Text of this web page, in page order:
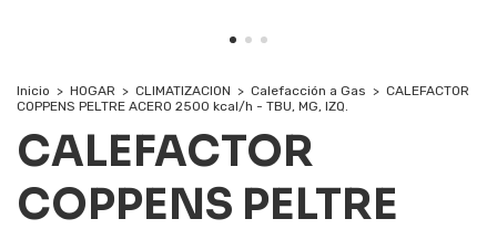
Inicio > HOGAR > CLIMATIZACION > Calefacción a Gas > CALEFACTOR
COPPENS PELTRE ACERO 2500 kcal/h - TBU, MG, IZQ.
CALEFACTOR
COPPENS PELTRE